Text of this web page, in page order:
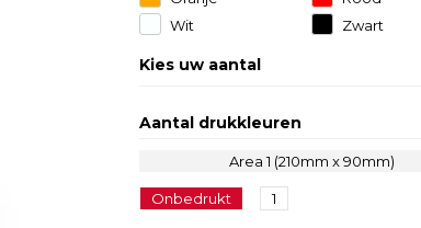
Wit
Zwart
Kies uw aantal
Aantal drukkleuren
Area 1 (210mm x 90mm)
Onbedrukt 1